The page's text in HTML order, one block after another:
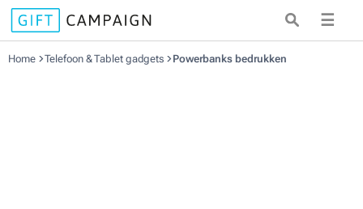
☰
Home Telefoon & Tablet gadgets Powerbanks bedrukken